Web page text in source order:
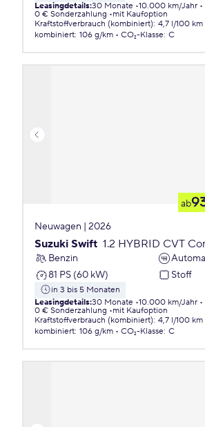
Leasingdetails:30 Monate 10.000 km/Jahr
0 € Sonderzahlung
mit Kaufoption
Kraftstoffverbrauch (kombiniert): 4,7 l/100 km
kombiniert: 106 g/km CO₂-Klasse: C
ab
Neuwagen | 2026
Suzuki Swift 1.2 HYBRID CVT
Benzin
81 PS (60 kW)
Stoff
in 3 bis 5 Monaten
Leasingdetails:30 Monate 10.000 km/Jahr
0 € Sonderzahlung
mit Kaufoption
Kraftstoffverbrauch (kombiniert): 4,7 l/100 km
kombiniert: 106 g/km CO₂-Klasse: C